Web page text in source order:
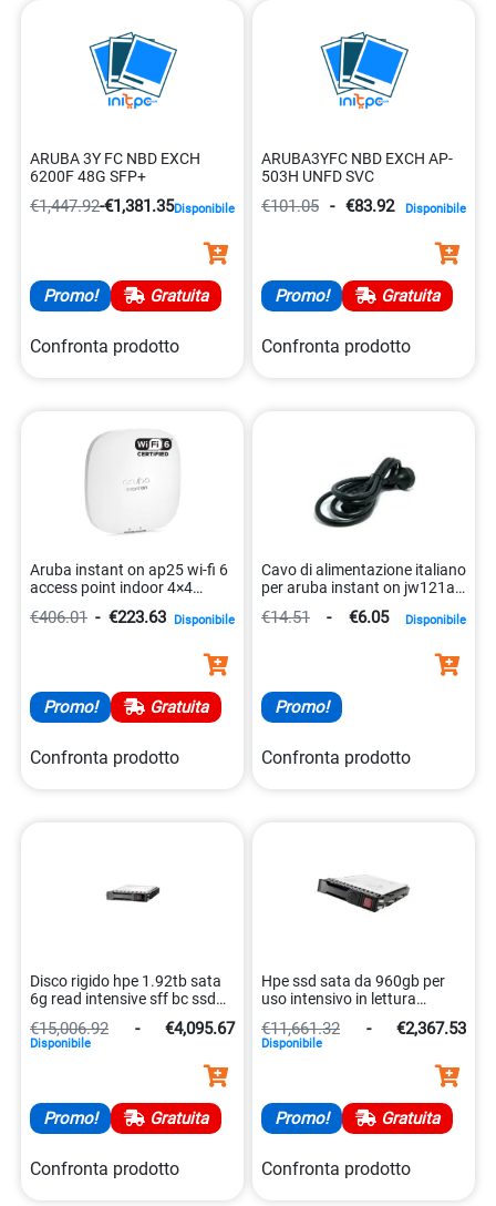
ARUBA 3Y FC NBD EXCH
6200F 48G SFP+
€1,447.92-€1,381.35Disponibile
Promo! Gratuita
Confronta prodotto
ARUBA3YFC NBD EXCH AP-
503H UNFD SVC
€101.05 - €83.92 Disponibile
Promo! Gratuita
Confronta prodotto
Aruba instant on ap25 wi-fi 6
access point indoor 4×4
€406.01 - €223.63 Disponibile
Promo! Gratuita
Confronta prodotto
Cavo di alimentazione italiano
per aruba instant on jw121a
€14.51 - €6.05 Disponibile
Promo!
Confronta prodotto
Disco rigido hpe 1.92tb sata
6g read intensive sff bc ssd
€15,006.92 - €4,095.67
Disponibile
Promo! Gratuita
Confronta prodotto
Hpe ssd sata da 960gb per
uso intensivo in lettura
€11,661.32 - €2,367.53
Disponibile
Promo! Gratuita
Confronta prodotto